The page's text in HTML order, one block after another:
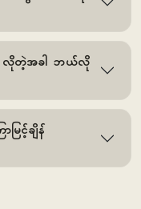
လိုတဲ့အခါ ဘယ်လို
မြင့်ချိန်